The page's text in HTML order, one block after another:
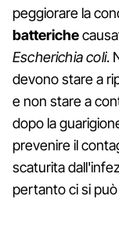
peggiorare la
batteriche
Escherichia coli.
devono stare a
e non stare a
dopo la
prevenire il
scaturita
pertanto ci si